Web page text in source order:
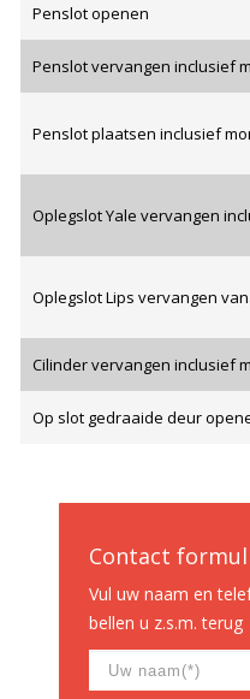
Penslot openen
Penslot vervangen inclusief
Penslot plaatsen inclusief
Oplegslot Yale vervangen
Oplegslot Lips vervangen
Cilinder vervangen inclusief
Op slot gedraaide deur
Contact
Vul uw naam en
bellen u z.s.m. terug